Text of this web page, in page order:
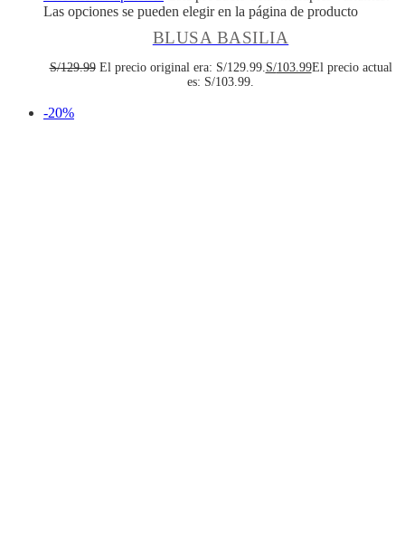
Las opciones se pueden elegir en la página de producto
BLUSA BASILIA
S/129.99 El precio original era: S/129.99. S/103.99El precio actual
es: S/103.99.
-20%